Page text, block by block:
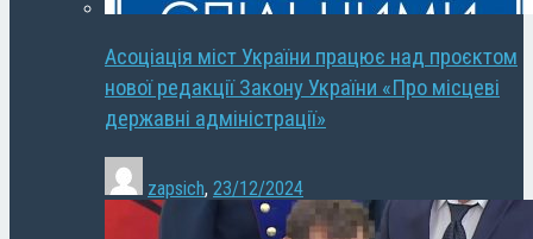
Асоціація міст України працює над проєктом
нової редакції Закону України «Про місцеві
державні адміністрації»
zapsich, 23/12/2024